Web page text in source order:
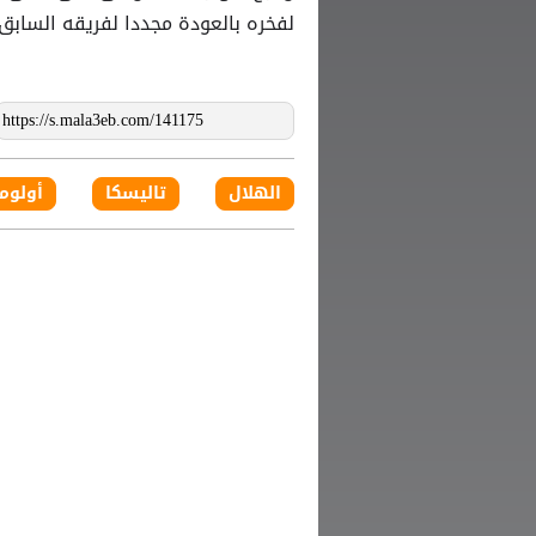
لفخره بالعودة مجددا لفريقه
الهلال تاليسكا